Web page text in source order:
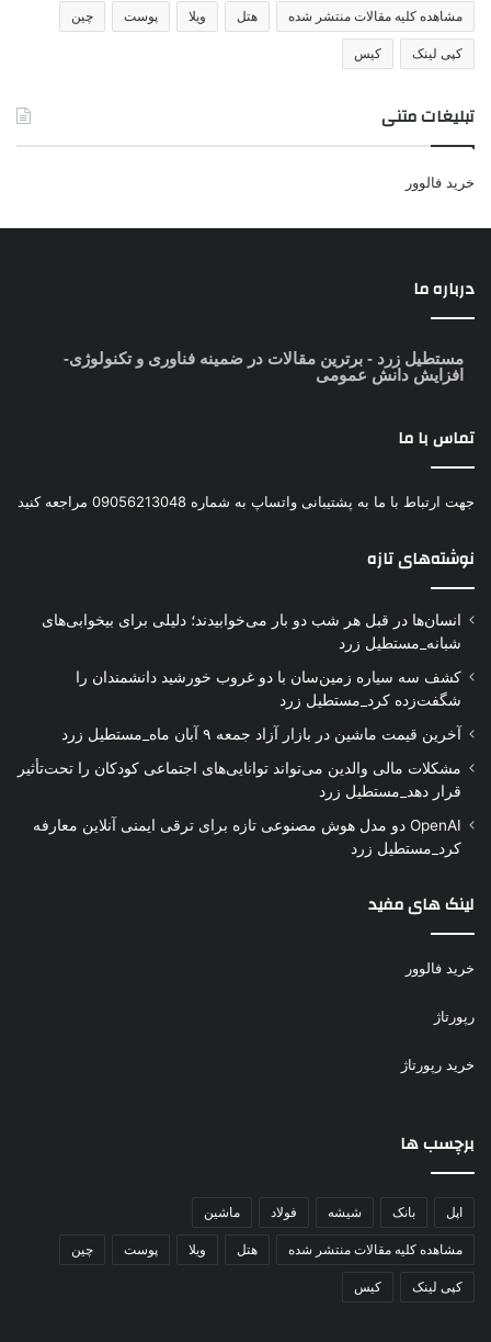
مشاهده کلیه مقالات منتشر شده هتل ویلا پوست چین
کپی لینک کیس
تبلیغات متنی
خرید فالوور
درباره ما
مستطیل زرد - برترین مقالات در ضمینه فناوری و تکنولوژی-
افزایش دانش عمومی
تماس با ما
جهت ارتباط با ما به پشتیبانی واتساپ به شماره 09056213048 مراجعه کنید
نوشته‌های تازه
انسان‌ها در قبل هر شب دو بار می‌خوابیدند؛ دلیلی برای بیخوابی‌های
شبانه_مستطیل زرد
کشف سه سیاره زمین‌سان با دو غروب خورشید دانشمندان را
شگفت‌زده کرد_مستطیل زرد
آخرین قیمت ماشین در بازار آزاد جمعه ۹ آبان ماه_مستطیل زرد
مشکلات مالی والدین می‌تواند توانایی‌های اجتماعی کودکان را تحت‌تأثیر
قرار دهد_مستطیل زرد
OpenAI دو مدل هوش مصنوعی تازه برای ترقی ایمنی آنلاین معارفه
کرد_مستطیل زرد
لینک های مفید
خرید فالوور
رپورتاژ
خرید رپورتاژ
برچسب ها
اپل بانک شیشه فولاد ماشین
مشاهده کلیه مقالات منتشر شده هتل ویلا پوست چین
کپی لینک کیس